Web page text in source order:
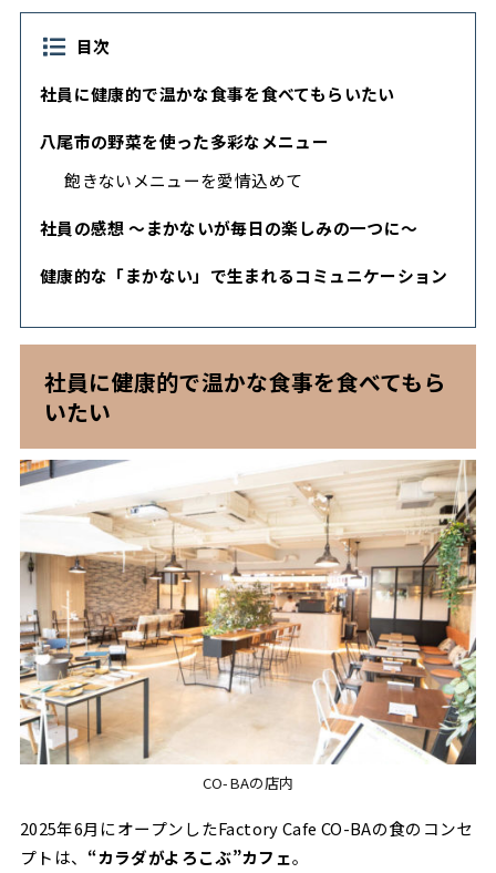
目次
社員に健康的で温かな食事を食べてもらいたい
八尾市の野菜を使った多彩なメニュー
飽きないメニューを愛情込めて
社員の感想 ～まかないが毎日の楽しみの一つに～
健康的な「まかない」で生まれるコミュニケーション
社員に健康的で温かな食事を食べてもら
いたい
CO-BAの店内
2025年6月にオープンしたFactory Cafe CO-BAの食のコンセ
プトは、 “カラダがよろこぶ”カフェ。